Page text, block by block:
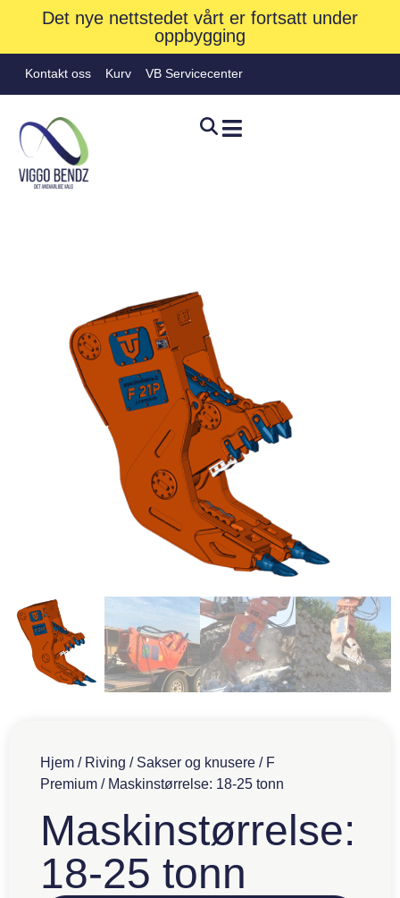
Det nye nettstedet vårt er fortsatt under
oppbygging
Kontakt oss Kurv VB Servicecenter
Hjem / Riving / Sakser og knusere / F
Premium / Maskinstørrelse: 18-25 tonn
Maskinstørrelse:
18-25 tonn